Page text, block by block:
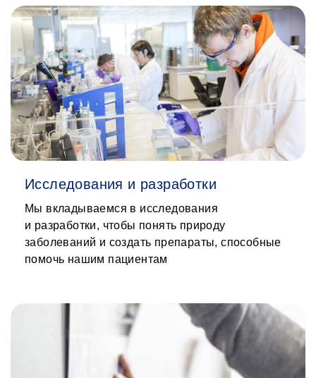
Исследования и разработки
Мы вкладываемся в исследования
и разработки, чтобы понять природу
заболеваний и создать препараты, способные
помочь нашим пациентам